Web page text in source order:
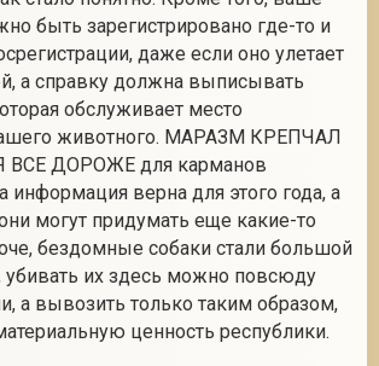
быть зарегистрировано где-то и
даже если оно улетает
а справку должна выписывать
обслуживает место
животного. МАРАЗМ КРЕПЧАЛ
ВСЕ ДОРОЖЕ для карманов
информация верна для этого года, а
могут придумать еще какие-то
бездомные собаки стали большой
их здесь можно повсюду
а вывозить только таким образом,
ценность республики.